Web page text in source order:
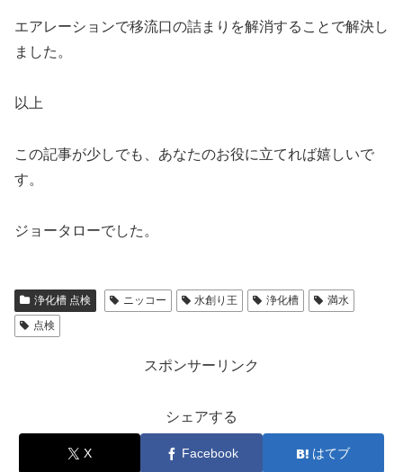
エアレーションで移流口の詰まりを解消することで解決し
ました。
以上
この記事が少しでも、あなたのお役に立てれば嬉しいで
す。
ジョータローでした。
浄化槽 点検 ニッコー 水創り王 浄化槽
満水
点検
スポンサーリンク
シェアする
X Facebook はてブ